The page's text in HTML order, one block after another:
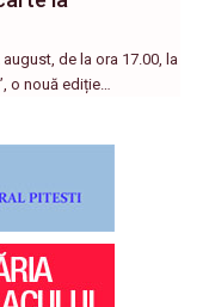
de la ora 17.00, la
o nouă ediție…